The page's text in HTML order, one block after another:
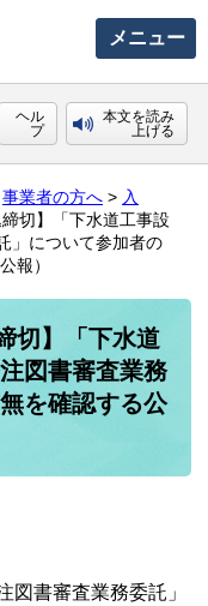
メニュー
ヘル
プ
本文を読み
上げる
事業者の方へ > 入
切】「下水道工事設
」について参加者の
報）
切】「下水道
図書審査業務
を確認する公
図書審査業務委託」